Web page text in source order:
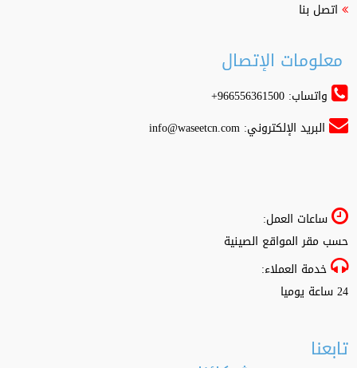
اتصل بنا
معلومات الإتصال
واتساب: 966556361500+
البريد الإلكتروني:info@waseetcn.com
ساعات العمل:
حسب مقر المواقع الصينية
خدمة العملاء:
24 ساعة يوميا
تابعنا